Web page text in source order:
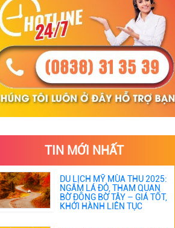
TIN MỚI NHẤT
DU LỊCH MỸ MÙA THU 2025:
NGẮM LÁ ĐỎ, THAM QUAN
BỜ ĐÔNG BỜ TÂY – GIÁ TỐT,
KHỞI HÀNH LIÊN TỤC